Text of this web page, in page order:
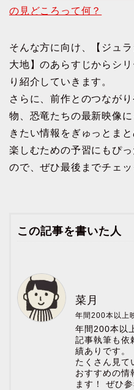
の見どころって何？
そんな方に向け、【ジュ
大地】のあらすじからシ
り紹介していきます。
さらに、前作とのつなが
物、恐竜たちの最新映像
きたい情報をぎゅっとま
楽しむための予習にもぴ
ので、ぜひ最後までチェッ
この記事を書いた人
菜月
年間200本以上
年間200本以
記事執筆も依
績ありです。
たくさん見て
おすすめの情
ます！ ぜひ